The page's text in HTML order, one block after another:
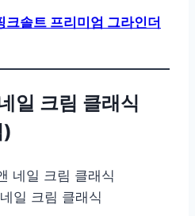
솔트 프리미엄 그라인더
일 크림 클래식
일 크림 클래식